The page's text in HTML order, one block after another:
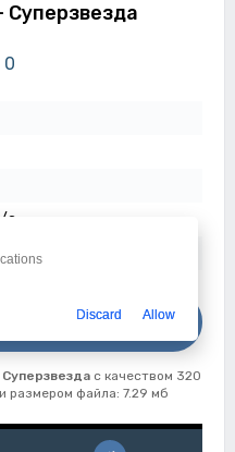
Суперзвезда
0
с
с качеством 320
размером файла: 7.29 мб
Discard Allow